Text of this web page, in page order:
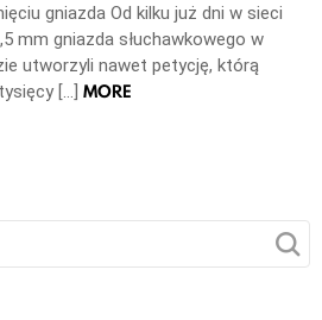
gniazda Od kilku już dni w sieci
mm gniazda słuchawkowego w
utworzyli nawet petycję, którą
[…] MORE